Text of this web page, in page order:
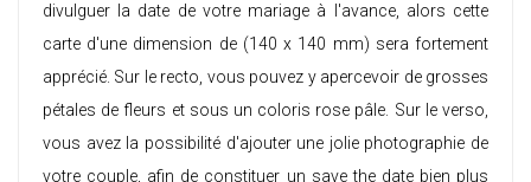
divulguer la date de votre mariage à l'avance, alors cette
carte d'une dimension de (140 x 140 mm) sera fortement
apprécié. Sur le recto, vous pouvez y apercevoir de grosses
pétales de fleurs et sous un coloris rose pâle. Sur le verso,
vous avez la possibilité d'ajouter une jolie photographie de
votre couple, afin de constituer un save the date bien plus